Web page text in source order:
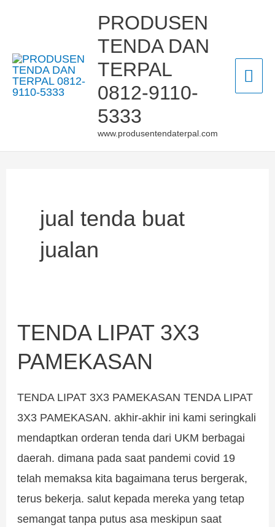
PRODUSEN
TENDA DAN
TERPAL
0812-9110-
5333
www.produsentendaterpal.com
jual tenda buat
jualan
TENDA LIPAT 3X3
PAMEKASAN
TENDA LIPAT 3X3 PAMEKASAN TENDA LIPAT
3X3 PAMEKASAN. akhir-akhir ini kami seringkali
mendaptkan orderan tenda dari UKM berbagai
daerah. dimana pada saat pandemi covid 19
telah memaksa kita bagaimana terus bergerak,
terus bekerja. salut kepada mereka yang tetap
semangat tanpa putus asa meskipun saat
TENDA
3X3